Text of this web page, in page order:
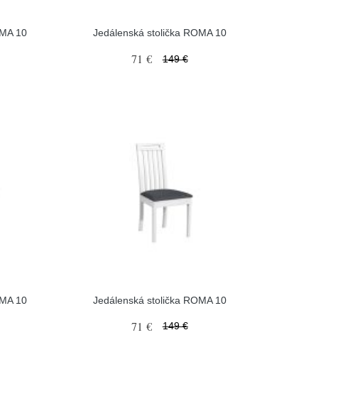
10 Jedálenská stolička ROMA 10
71 € 149 €
10 Jedálenská stolička ROMA 10
71 € 149 €